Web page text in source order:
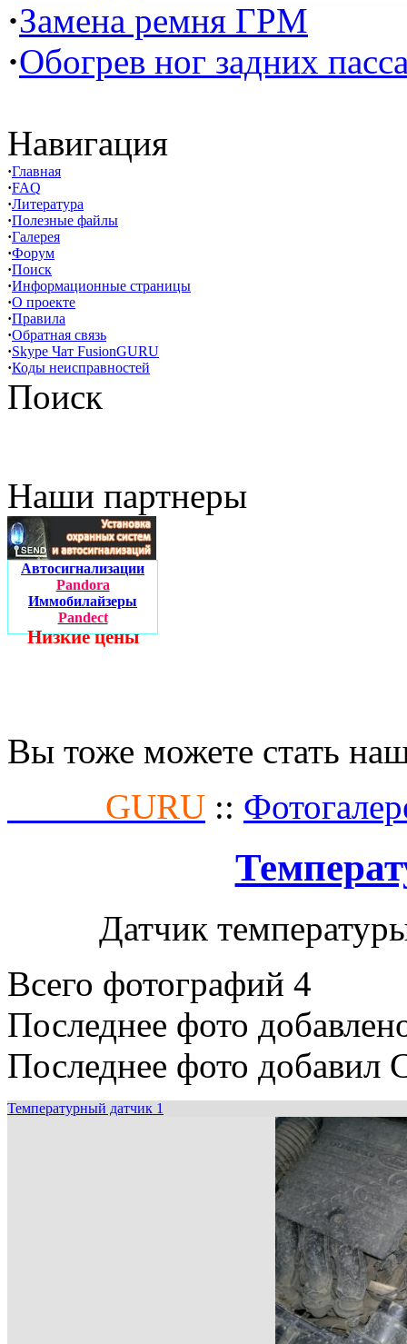
·Замена ремня ГРМ
·Обогрев ног задних
Навигация
·Главная
·FAQ
·Литература
·Полезные файлы
·Галерея
·Форум
·Поиск
·Информационные страницы
·О проекте
·Правила
·Обратная связь
·Skype Чат FusionGURU
·Коды неисправностей
Поиск
Наши партнеры
Автосигнализации
Pandora
Иммобилайзеры
Pandect
Низкие цены
Вы тоже можете стать
GURU ::
Датчик
Всего фотографий 4
Последнее фото
Последнее фото добавил
Температурный датчик 1